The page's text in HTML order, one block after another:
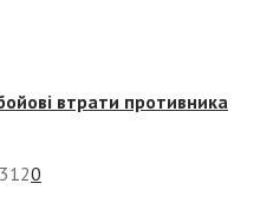
втрати противника
3120